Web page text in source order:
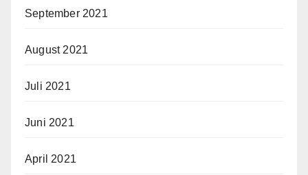
September 2021
August 2021
Juli 2021
Juni 2021
April 2021